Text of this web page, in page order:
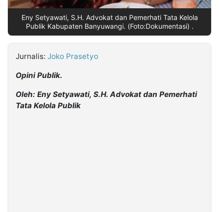
Eny Setyawati, S.H. Advokat dan Pemerhati Tata Kelola
Publik Kabupaten Banyuwangi. (Foto:Dokumentasi) .
Jurnalis: Joko Prasetyo
Opini Publik.
Oleh: Eny Setyawati, S.H. Advokat dan Pemerhati
Tata Kelola Publik